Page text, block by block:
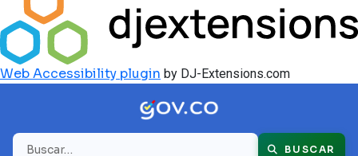
Web Accessibility plugin by DJ-Extensions.com
Buscar BUSCAR